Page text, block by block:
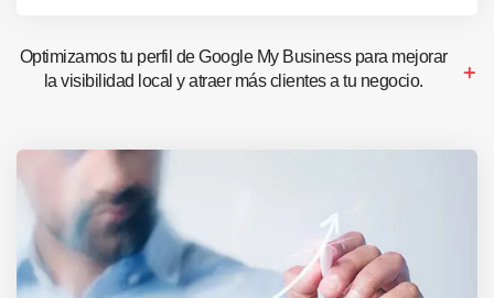
Optimizamos tu perfil de Google My Business para mejorar
la visibilidad local y atraer más clientes a tu negocio.